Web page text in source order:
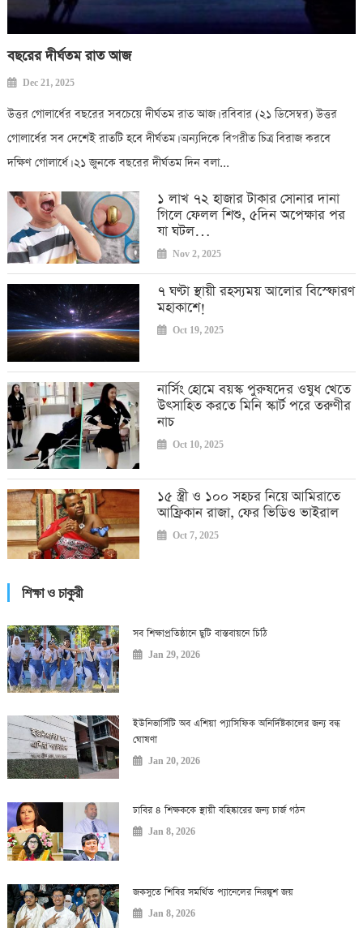
বছরের দীর্ঘতম রাত আজ
Dec 21, 2025
উত্তর গোলার্ধের বছরের সবচেয়ে দীর্ঘতম রাত আজ। রবিবার (২১ ডিসেম্বর) উত্তর
গোলার্ধের সব দেশেই রাতটি হবে দীর্ঘতম। অন্যদিকে বিপরীত চিত্র বিরাজ করবে
দক্ষিণ গোলার্ধে। ২১ জুনকে বছরের দীর্ঘতম দিন বলা...
১ লাখ ৭২ হাজার টাকার সোনার দানা
গিলে ফেলল শিশু, ৫দিন অপেক্ষার পর
যা ঘটল…
Nov 2, 2025
৭ ঘণ্টা স্থায়ী রহস্যময় আলোর বিস্ফোরণ
মহাকাশে!
Oct 19, 2025
নার্সিং হোমে বয়স্ক পুরুষদের ওষুধ খেতে
উৎসাহিত করতে মিনি স্কার্ট পরে তরুণীর
নাচ
Oct 10, 2025
১৫ স্ত্রী ও ১০০ সহচর নিয়ে আমিরাতে
আফ্রিকান রাজা, ফের ভিডিও ভাইরাল
Oct 7, 2025
শিক্ষা ও চাকুরী
সব শিক্ষাপ্রতিষ্ঠানে ছুটি বাস্তবায়নে চিঠি
Jan 29, 2026
ইউনিভার্সিটি অব এশিয়া প্যাসিফিক অনির্দিষ্টকালের জন্য বন্ধ
ঘোষণা
Jan 20, 2026
ঢাবির ৪ শিক্ষককে স্থায়ী বহিষ্কারের জন্য চার্জ গঠন
Jan 8, 2026
জকসুতে শিবির সমর্থিত প্যানেলের নিরঙ্কুশ জয়
Jan 8, 2026